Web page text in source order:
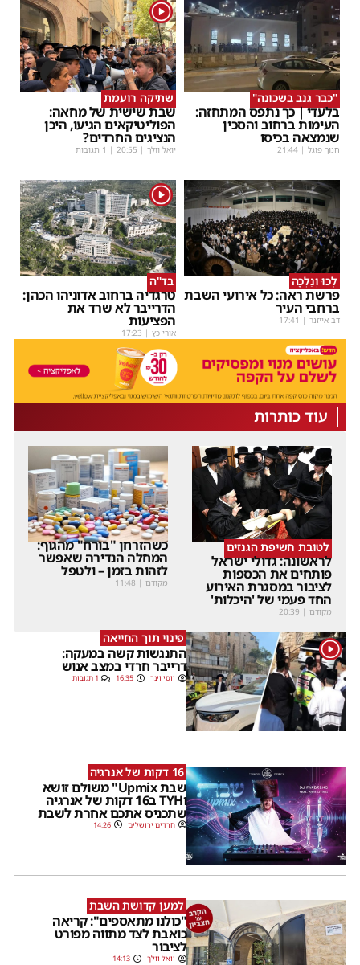
"כבר גנב בשכונה"
בלעדי | כך נתפס המתחזה:
העימות ברחוב והסכין
שנמצאה בכיסו
חנוך פוגל |
21:44
1
שתיקה רועמת
שבת שישית של מחאה:
הפוליטיקאים הגיעו, היכן
הנציגים החרדים?
יואל וולך |
20:55 | 1 תגובות
לְכוּ וְנֵלְכָה
פרשת ראה: כל אירועי השבת
ברחבי העיר
דב אייזנר |
17:41
1
בד"ה
טרגדיה ברחוב אדוניהו הכהן:
הדרייבר לא שרד את
הפציעות
אורי כץ |
17:23
עוד כותרות
לטובת חשיפת הגנזים
לראשונה: גדולי ישראל
פותחים את הכספות
לציבור במסגרת האירוע
החד פעמי של 'היכלות'
מקודם |
20:39
כשהזרחן "בורח" מהגוף:
המחלה הנדירה שאפשר
לזהות בזמן – ולטפל
מקודם |
11:48
1 פינוי תוך החייאה
התנגשות קשה במעקה:
דרייבר חרדי במצב אנוש
יוסי וינר 16:35 1 תגובות
16 דקות של אנרגיה
שבת Upmix" משולם זושא
וTYH ב16 דקות של אנרגיה
שתכניס אתכם אחרת לשבת
חרדים ירושלים 14:26
למען קדושת השבת
"כולנו מתאספים": קריאה
כואבת לצד מתווה מפורט
לציבור
יואל וולך 14:13